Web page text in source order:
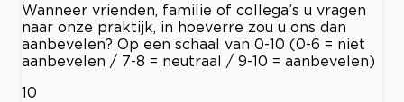
Wanneer vrienden, familie of collega’s u vragen
naar onze praktijk, in hoeverre zou u ons dan
aanbevelen? Op een schaal van 0-10 (0-6 = niet
aanbevelen / 7-8 = neutraal / 9-10 = aanbevelen)
10